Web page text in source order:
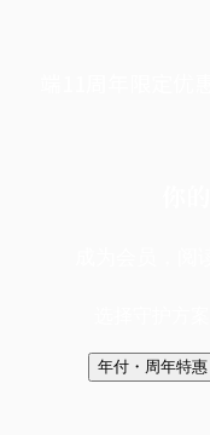
年付・周年特惠